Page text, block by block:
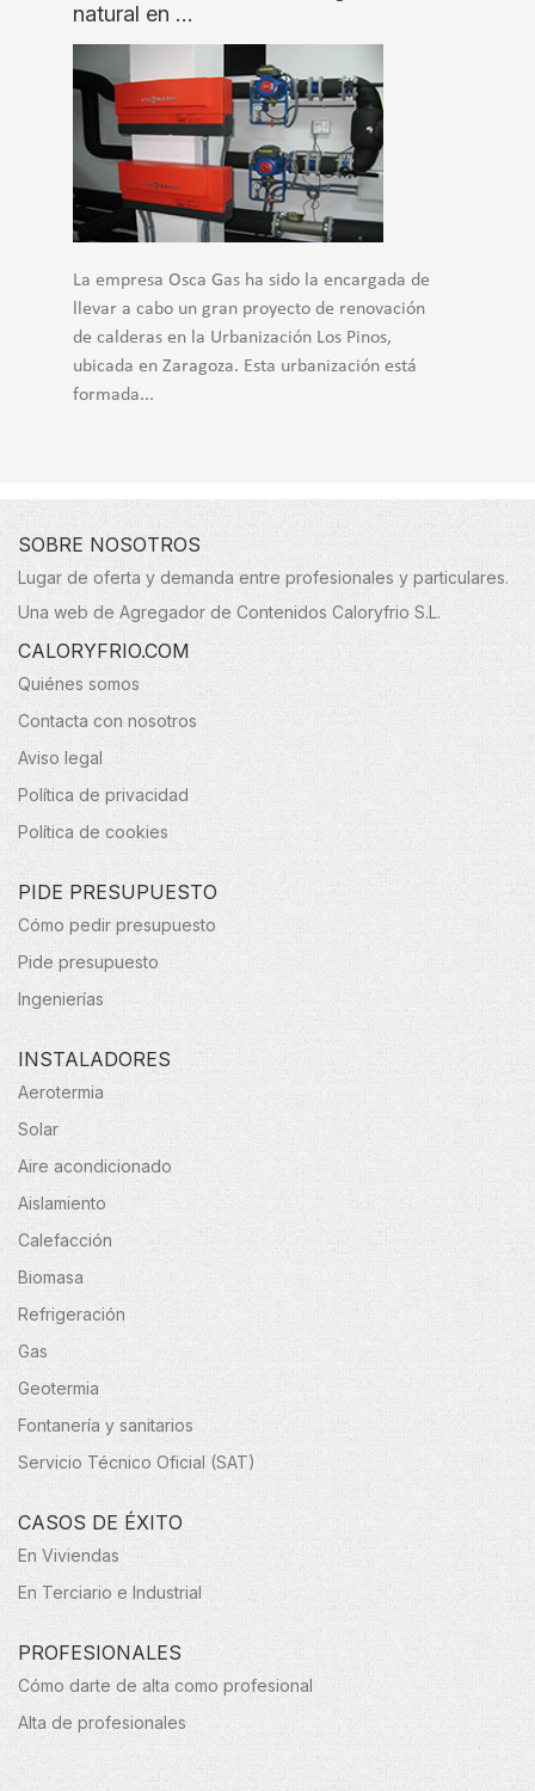
natural en …
La empresa Osca Gas ha sido la encargada de
llevar a cabo un gran proyecto de renovación
de calderas en la Urbanización Los Pinos,
ubicada en Zaragoza. Esta urbanización está
formada...
SOBRE NOSOTROS
Lugar de oferta y demanda entre profesionales y particulares.
Una web de Agregador de Contenidos Caloryfrio S.L.
CALORYFRIO.COM
Quiénes somos
Contacta con nosotros
Aviso legal
Política de privacidad
Política de cookies
PIDE PRESUPUESTO
Cómo pedir presupuesto
Pide presupuesto
Ingenierías
INSTALADORES
Aerotermia
Solar
Aire acondicionado
Aislamiento
Calefacción
Biomasa
Refrigeración
Gas
Geotermia
Fontanería y sanitarios
Servicio Técnico Oficial (SAT)
CASOS DE ÉXITO
En Viviendas
En Terciario e Industrial
PROFESIONALES
Cómo darte de alta como profesional
Alta de profesionales